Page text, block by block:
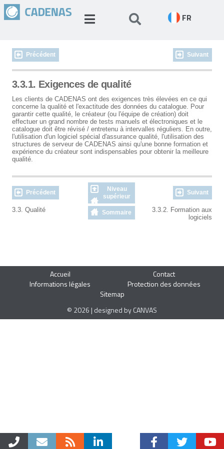
FR
Précédent Suivant
3.3.1. Exigences de qualité
Les clients de CADENAS ont des exigences très élevées en ce qui
concerne la qualité et l'exactitude des données du catalogue. Pour
garantir cette qualité, le créateur (ou l'équipe de création) doit
effectuer un grand nombre de tests manuels et électroniques et le
catalogue doit être révisé / entretenu à intervalles réguliers. En outre,
l'utilisation d'un logiciel spécial d'assurance qualité, l'utilisation des
structures de serveur de CADENAS ainsi qu'une bonne formation et
expérience du créateur sont indispensables pour obtenir la meilleure
qualité.
Précédent
Niveau
supérieur
Suivant
3.3. Qualité Sommaire
3.3.2. Formation aux
logiciels
Accueil
Contact
Informations légales
Protection des données
Sitemap
© 2026 | designed by CANVAS